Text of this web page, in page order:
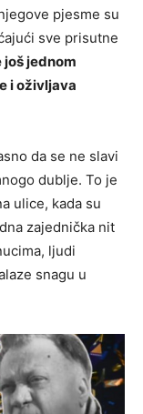
pjesme su
sve prisutne
još jednom
i oživljava
da se ne slavi
dublje. To je
ulice, kada su
zajednička nit
ljudi
snagu u